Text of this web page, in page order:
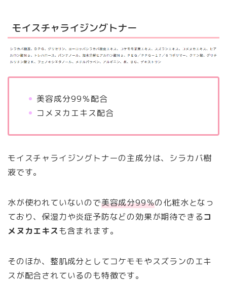
モイスチャライジングトナー
美容成分99％配合
コメヌカエキス配合
モイスチャライジングトナーの主成分は、シラカバ樹
液です。
水が使われていないので美容成分99％の化粧水となっ
ており、保湿力や炎症予防などの効果が期待できるコ
メヌカエキスも含まれます。
そのほか、整肌成分としてコケモモやスズランのエキ
スが配合されているのも特徴です。